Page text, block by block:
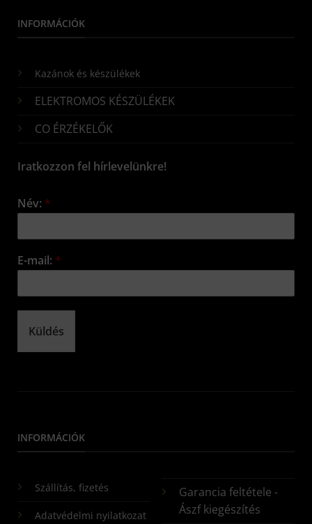
INFORMÁCIÓK
Kazánok és készülékek
ELEKTROMOS KÉSZÜLÉKEK
CO ÉRZÉKELŐK
Iratkozzon fel hírlevelünkre!
Név: *
E-mail: *
Küldés
INFORMÁCIÓK
Szállítás, fizetés
Adatvédelmi nyilatkozat
Garancia feltétele -
Ászf kiegészítés